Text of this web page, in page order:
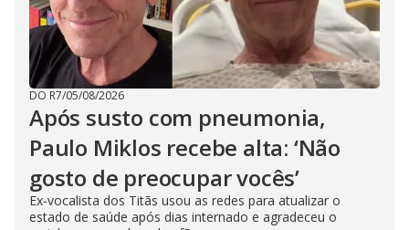
DO R7/05/08/2026
Após susto com pneumonia,
Paulo Miklos recebe alta: ‘Não
gosto de preocupar vocês’
Ex-vocalista dos Titãs usou as redes para atualizar o
estado de saúde após dias internado e agradeceu o